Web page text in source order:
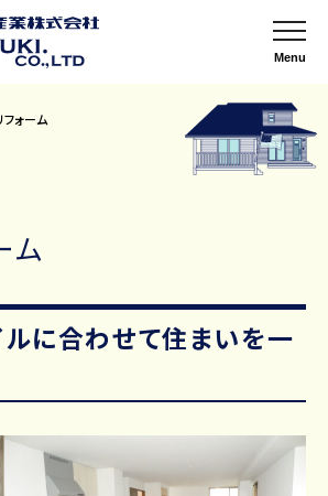
Menu
フォーム
ム
ルに合わせて住まいを一